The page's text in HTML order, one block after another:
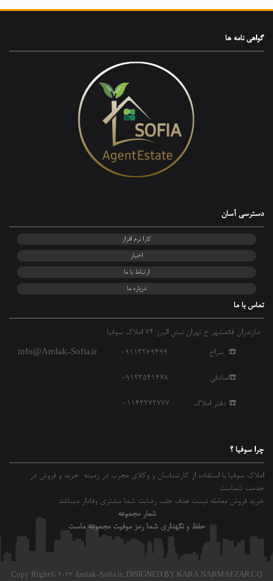
گواهی‌ نامه ها
دسترسی آسان
کارا نرم افزار
اخبار
ارتباط با ما
درباره ما
تماس با ما
مازندران قائمشهر خ تهران نبش البرز 74 املاک سوفیا
☎️ سراج 09113269499
☎️صادقی 09123541478
☎️ دفتر املاک 01142272777
info@Amlak-Sofia.ir
چرا سوفیا ؟
املاک سوفیا با استفاده از کارشناسان و وکلای مجرب در زمینه خرید و فروش در
خدمت شماست
خرید فروش معامله نیست هدف جلب رضایت شما مشتری وفادار میباشد
شعار مجموعه
حفظ و نگهداری شما رمز موفیت مجموعه ماست
Copy Right© 2023 Amlak-Sofia.ir, DISIGNED BY KARA NARMAFZAR.CO